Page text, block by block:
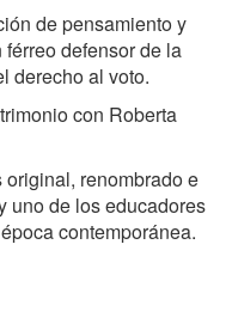
de pensamiento y
defensor de la
derecho al voto.
con Roberta
renombrado e
uno de los educadores
contemporánea.